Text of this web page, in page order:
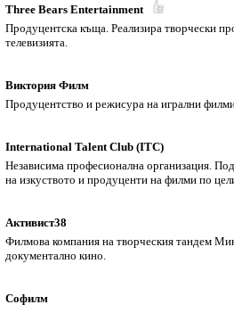
Тhree Bears Entertainment
Продуцентска къща. Реализира творчески
телевизията.
Виктория Филм
Продуцентство и режисура на игрални
International Talent Club (ITC)
Независима професионална организация.
на изкуството и продуценти на филми по
Активист38
Филмова компания на творческия тандем
документално кино.
Софилм